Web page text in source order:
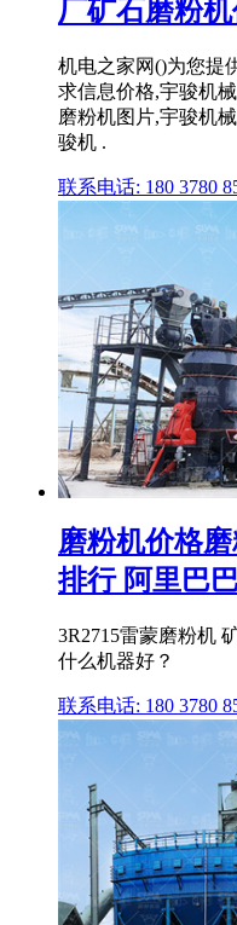
厂矿石磨粉
机电之家网()为您提
求信息价格,宇骏机
磨粉机图片,宇骏机
骏机 .
联系电话: 180 3780
磨粉机价格
排行 阿里巴
3R2715雷蒙磨粉机
什么机器好？
联系电话: 180 3780